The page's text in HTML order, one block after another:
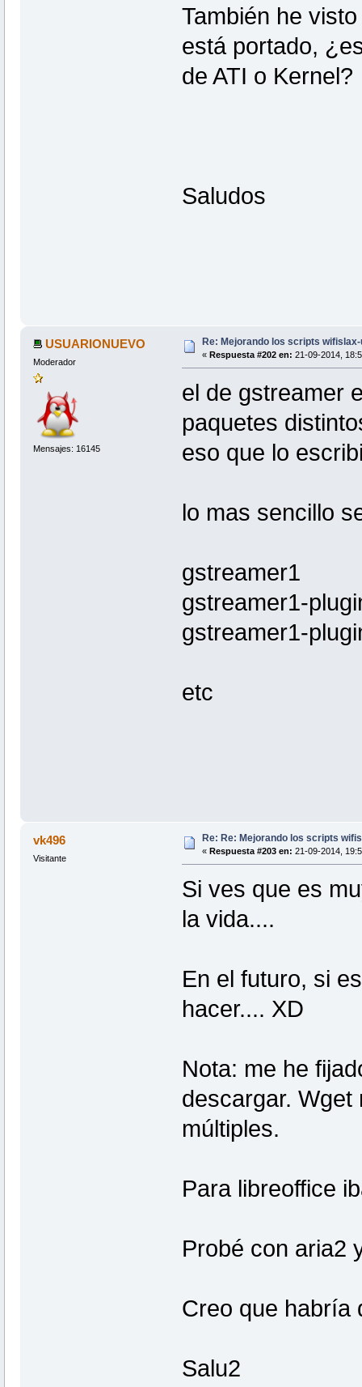
También he
está portado,
de ATI o Kernel?
Saludos
USUARIONUEVO
Moderador
Mensajes: 16145
Re: Mejorando los scripts
« Respuesta #202 en: 21-09-2014,
el de gstreamer
paquetes
eso que lo
lo mas sencillo
gstreamer1
gstreamer1-
gstreamer1-
etc
vk496
Visitante
Re: Re: Mejorando los scripts
« Respuesta #203 en: 21-09-2014,
Si ves que es
la vida....
En el futuro, si
hacer.... XD
Nota: me he
descargar. Wget
múltiples.
Para libreoffice
Probé con aria2
Creo que habría
Salu2